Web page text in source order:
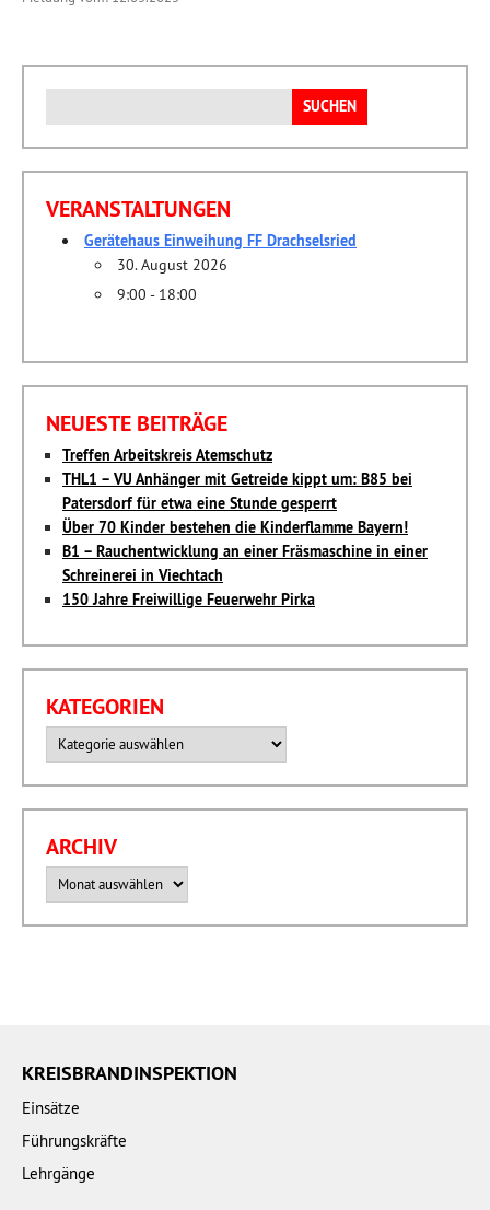
nach:
VERANSTALTUNGEN
Gerätehaus Einweihung FF Drachselsried
30. August 2026
9:00 - 18:00
NEUESTE BEITRÄGE
Treffen Arbeitskreis Atemschutz
THL1 – VU Anhänger mit Getreide kippt um: B85 bei
Patersdorf für etwa eine Stunde gesperrt
Über 70 Kinder bestehen die Kinderflamme Bayern!
B1 – Rauchentwicklung an einer Fräsmaschine in einer
Schreinerei in Viechtach
150 Jahre Freiwillige Feuerwehr Pirka
KATEGORIEN
ARCHIV
KREISBRANDINSPEKTION
Einsätze
Führungskräfte
Lehrgänge